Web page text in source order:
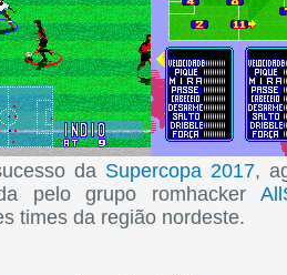
da Supercopa 2017,
pelo grupo romhacker
times da região nordeste.